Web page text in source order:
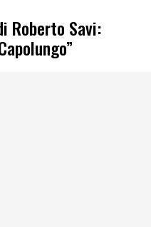
Roberto Savi: